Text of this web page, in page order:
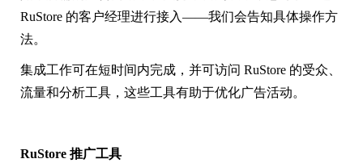
RuStore 的客户经理进行接入——我们会告知具体操作方
法。
集成工作可在短时间内完成，并可访问 RuStore 的受众、
流量和分析工具，这些工具有助于优化广告活动。
RuStore 推广工具